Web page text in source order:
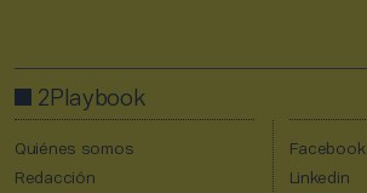
2Playbook
Quiénes somos
Redacción
Facebook
Linkedin